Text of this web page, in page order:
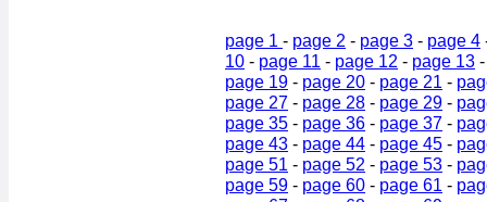
page 1 - page 2 - page 3 - page 4
10 - page 11 - page 12 - page 13
page 19 - page 20 - page 21 -
page 27 - page 28 - page 29 -
page 35 - page 36 - page 37 -
page 43 - page 44 - page 45 -
page 51 - page 52 - page 53 -
page 59 - page 60 - page 61 -